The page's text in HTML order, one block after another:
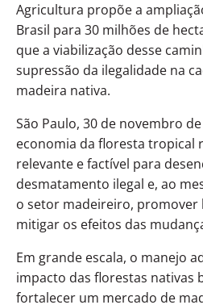
Agricultura propõe a
Brasil para 30 milhões de
que a viabilização desse
supressão da ilegalidade na
madeira nativa.
São Paulo, 30 de novembro
economia da floresta tropical
relevante e factível para
desmatamento ilegal e, ao
o setor madeireiro, promover
mitigar os efeitos das
Em grande escala, o manejo
impacto das florestas nativas
fortalecer um mercado de